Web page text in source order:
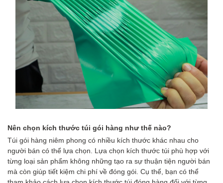
Nên chọn kích thước túi gói hàng như thế nào?
Túi gói hàng niêm phong có nhiều kích thước khác nhau cho
người bán có thể lựa chọn. Lựa chọn kích thước túi phù hợp với
từng loại sản phẩm không những tạo ra sự thuận tiện người bán
mà còn giúp tiết kiệm chi phí về đóng gói. Cụ thể, bạn có thể